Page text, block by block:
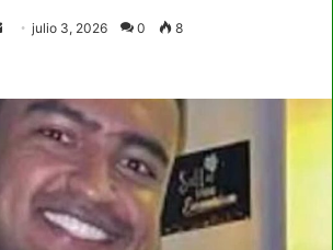
Sendjulio 3, 2026 0 8